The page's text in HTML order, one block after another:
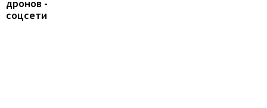
дронов -
соцсети